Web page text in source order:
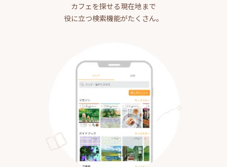
カフェを探せる現在地まで
役に立つ検索機能がたくさん。